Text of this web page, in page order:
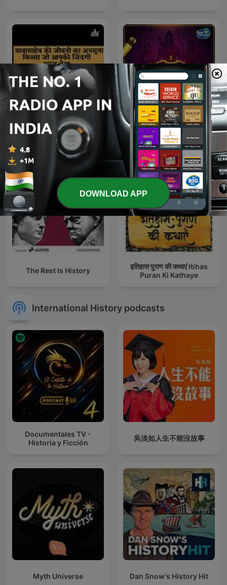
Untold Story of Dr
Babasaheb Ambedkar
Big Ramayan
The Rest Is History
इतिहास पुराण की कथाएं Itihas
Puran Ki Kathaye
International History podcasts
Documentales TV -
Historia y Ficción
吳淡如人生不能沒故事
Myth Universe Dan Snow's History Hit
DOWNLOAD APP